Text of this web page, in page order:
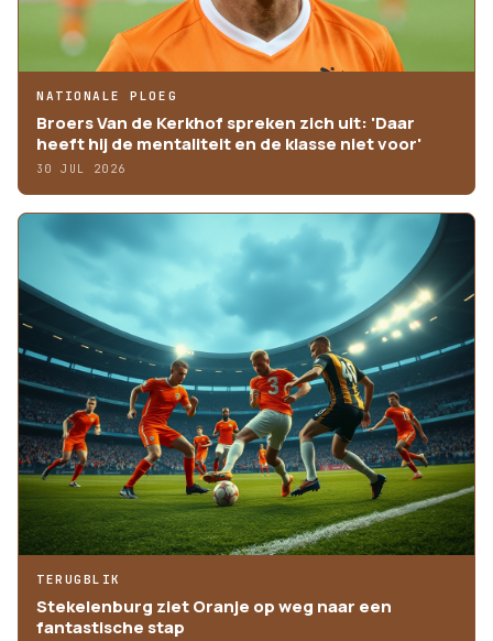
NATIONALE PLOEG
Broers Van de Kerkhof spreken zich uit: 'Daar
heeft hij de mentaliteit en de klasse niet voor'
30 JUL 2026
TERUGBLIK
Stekelenburg ziet Oranje op weg naar een
fantastische stap